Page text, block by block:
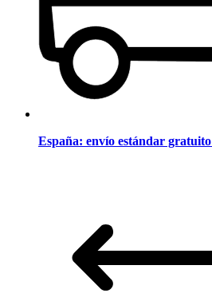
España: envío estándar gratuito